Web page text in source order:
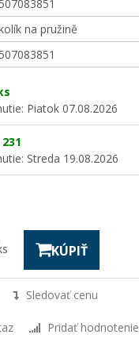
507083851
na pružině
507083851
Piatok 07.08.2026
231
Streda 19.08.2026
KÚPIŤ
Sledovať cenu
Pridať hodnotenie